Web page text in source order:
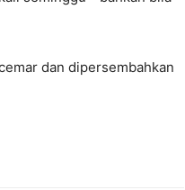
dan dipersembahkan